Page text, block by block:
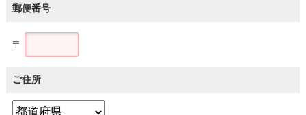
郵便番号
〒
ご住所